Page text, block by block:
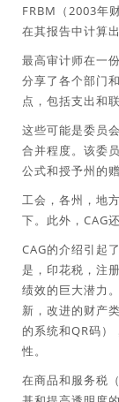
FRBM（2003年
在其报告中计算
最高审计师在一
分享了各个部门
点，包括支出和
这些可能是委员
合并程度。该委
公式和授予州的
工会，各州，地
下。此外，CAG
CAG的介绍引起
是，印花税，注
绩效的巨大潜力
新，改进的财产
的系统和QR码
性。
在商品和服务税